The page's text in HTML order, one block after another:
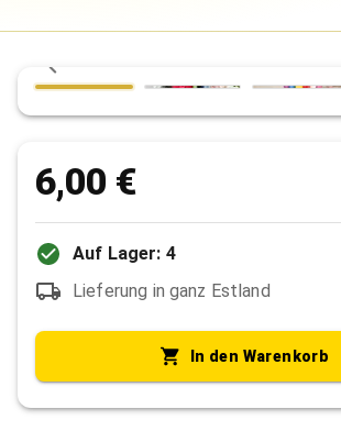
6,00 €
Auf Lager: 4
Lieferung in ganz Estland
In den Warenkorb